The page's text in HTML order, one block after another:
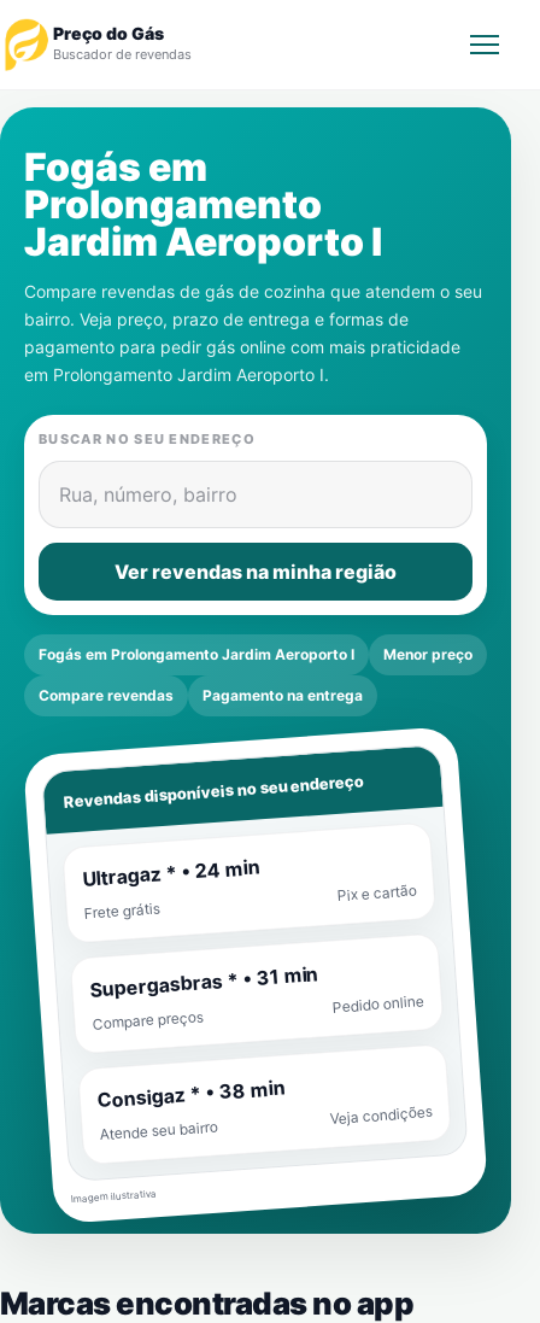
Preço do Gás
Buscador de revendas
Revendedor
Notícias
Cadastre-se
Gás
Contatos
Fogás em
Prolongamento
Jardim Aeroporto I
Compare revendas de gás de cozinha que atendem o seu
bairro. Veja preço, prazo de entrega e formas de
pagamento para pedir gás online com mais praticidade
em Prolongamento Jardim Aeroporto I.
BUSCAR NO SEU ENDEREÇO
Rua, número, bairro
Ver revendas na minha região
Fogás em Prolongamento Jardim Aeroporto I Menor preço
Compare revendas Pagamento na entrega
Revendas disponíveis no seu endereço
Ultragaz * • 24 min
Frete grátis
Pix e cartão
Supergasbras * • 31 min
Compare preços
Pedido online
Consigaz * • 38 min
Atende seu bairro
Veja condições
Imagem ilustrativa
Marcas encontradas no app